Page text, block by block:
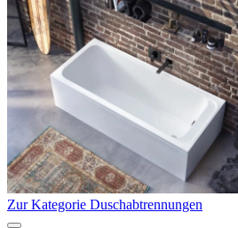
Zur Kategorie Duschabtrennungen